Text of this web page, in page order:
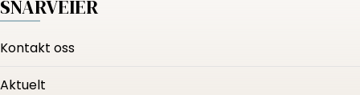
SNARVEIER
Kontakt oss
Aktuelt